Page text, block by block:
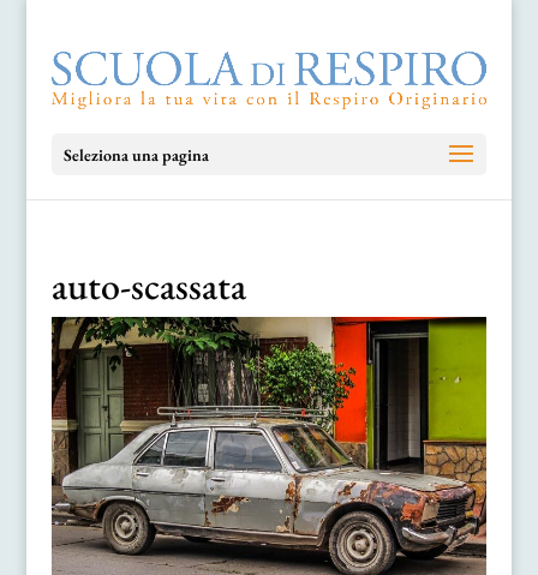
Seleziona una pagina
auto-scassata